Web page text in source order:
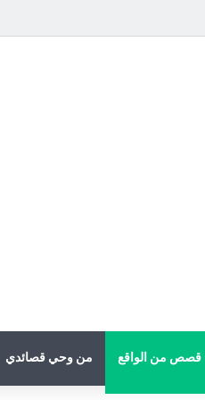
قصص من الواقع من وحي قصائدي